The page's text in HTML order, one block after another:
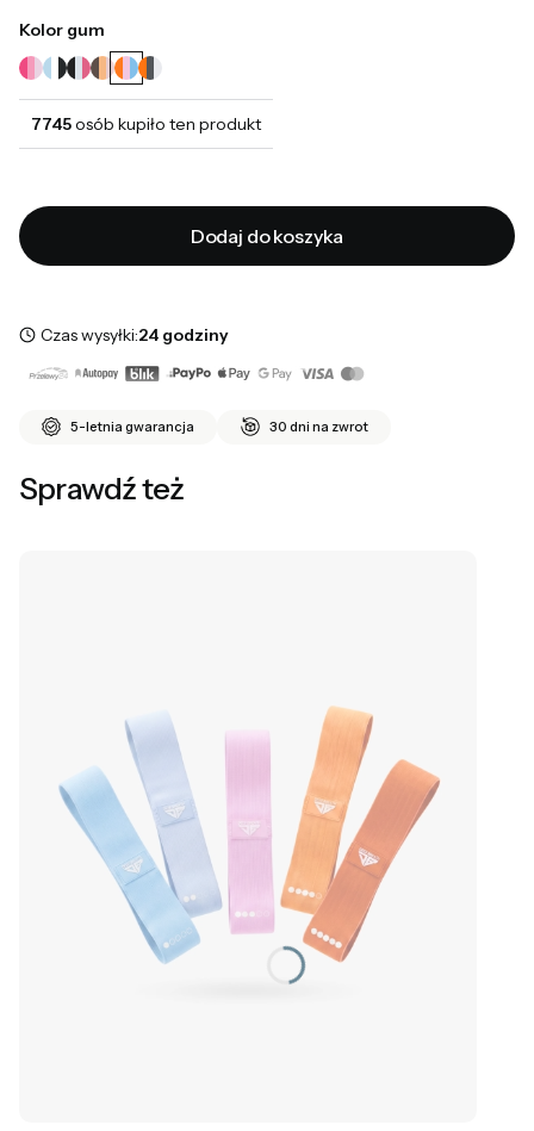
Kolor gum
7745osób kupiło ten produkt
Dodaj do koszyka
Czas wysyłki:24 godziny
5-letnia gwarancja 30 dni na zwrot
Sprawdź też